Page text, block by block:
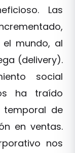
Las
mundo, al
(delivery).
social
ha traído
temporal de
en ventas.
nos